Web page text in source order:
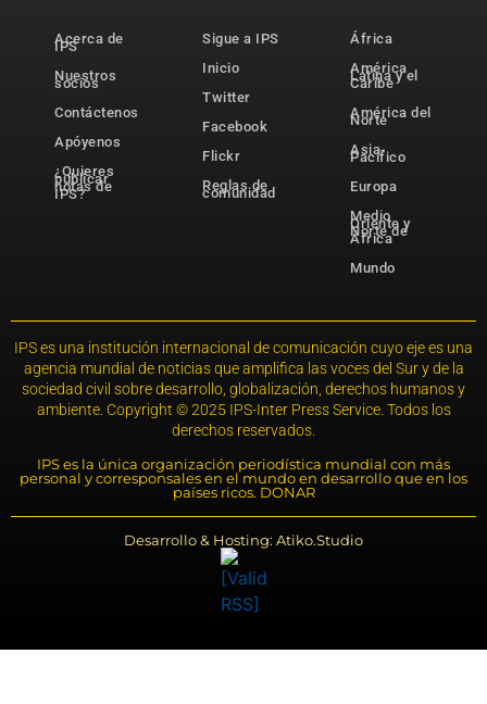
Acerca de
IPS
Nuestros
socios
Contáctenos
Apóyenos
¿Quieres
publicar
notas de
IPS?
Sigue a IPS
Inicio
Twitter
Facebook
Flickr
Reglas de
comunidad
África
América
Latina y el
Caribe
América del
Norte
Asia-
Pacífico
Europa
Medio
Oriente y
Norte de
África
Mundo
IPS es una institución internacional de comunicación cuyo eje es una
agencia mundial de noticias que amplifica las voces del Sur y de la
sociedad civil sobre desarrollo, globalización, derechos humanos y
ambiente. Copyright © 2025 IPS-Inter Press Service. Todos los
derechos reservados.
IPS es la única organización periodística mundial con más
personal y corresponsales en el mundo en desarrollo que en los
países ricos. DONAR
Desarrollo & Hosting: Atiko.Studio